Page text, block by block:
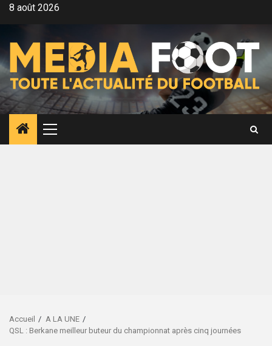
Aller8 août 2026
Menu
principal
Accueil
A LA UNE
QSL : Berkane meilleur buteur du championnat après cinq journées